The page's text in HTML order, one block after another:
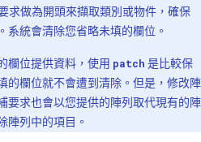
求做為開頭來擷取類別或物件，確保
系統會清除您省略未填的欄位。
欄位提供資料，使用 patch 是比較保
的欄位就不會遭到清除。但是，修改陣
要求也會以您提供的陣列取代現有的陣
陣列中的項目。